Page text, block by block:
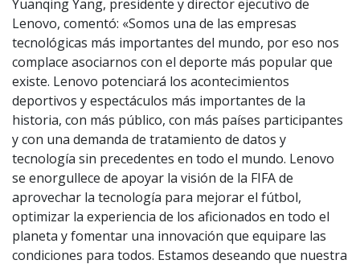
Yuanqing Yang, presidente y director ejecutivo de
Lenovo, comentó: «Somos una de las empresas
tecnológicas más importantes del mundo, por eso nos
complace asociarnos con el deporte más popular que
existe. Lenovo potenciará los acontecimientos
deportivos y espectáculos más importantes de la
historia, con más público, con más países participantes
y con una demanda de tratamiento de datos y
tecnología sin precedentes en todo el mundo. Lenovo
se enorgullece de apoyar la visión de la FIFA de
aprovechar la tecnología para mejorar el fútbol,
optimizar la experiencia de los aficionados en todo el
planeta y fomentar una innovación que equipare las
condiciones para todos. Estamos deseando que nuestra